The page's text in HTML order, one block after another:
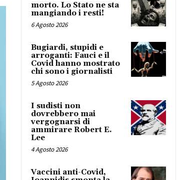
morto. Lo Stato ne sta
mangiando i resti!
6 Agosto 2026
Bugiardi, stupidi e
arroganti: Fauci e il
Covid hanno mostrato
chi sono i giornalisti
5 Agosto 2026
I sudisti non
dovrebbero mai
vergognarsi di
ammirare Robert E.
Lee
4 Agosto 2026
Vaccini anti-Covid,